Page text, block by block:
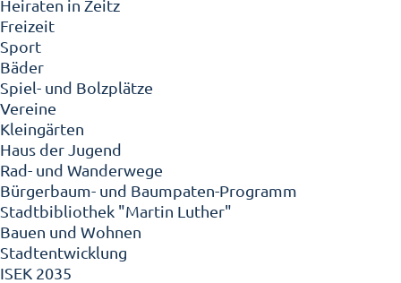
Heiraten in Zeitz
Freizeit
Sport
Bäder
Spiel- und Bolzplätze
Vereine
Kleingärten
Haus der Jugend
Rad- und Wanderwege
Bürgerbaum- und Baumpaten-Programm
Stadtbibliothek "Martin Luther"
Bauen und Wohnen
Stadtentwicklung
ISEK 2035